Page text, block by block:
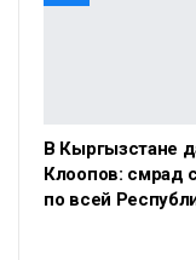
В Кыргызстане
Клоопов: смрад
по всей